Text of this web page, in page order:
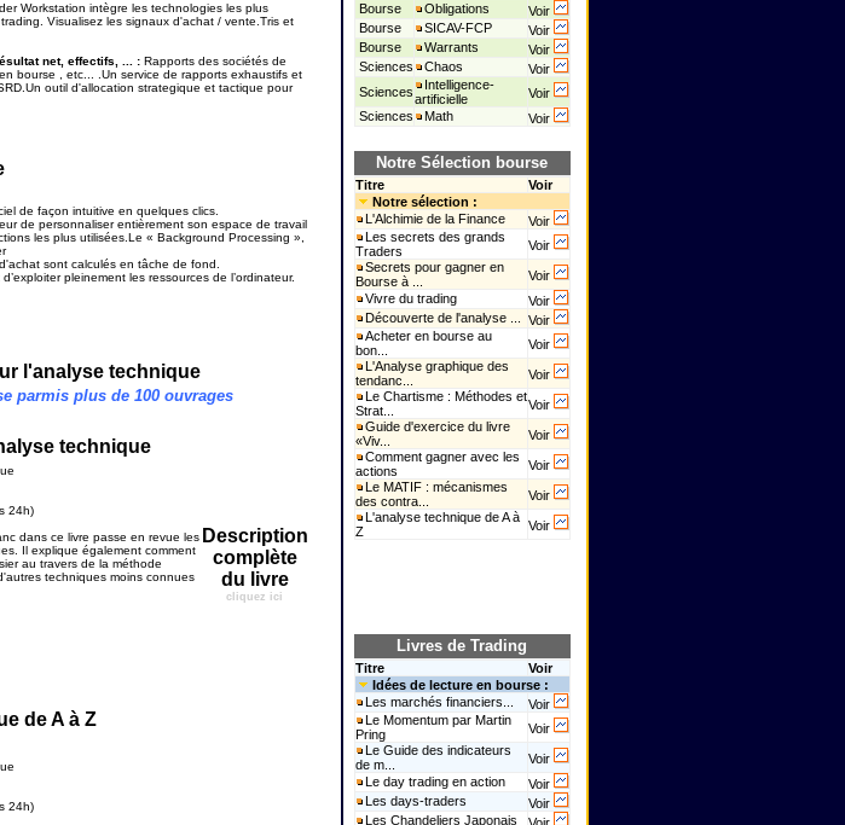
Workstation intègre les technologies les plus
Visualisez les signaux d'achat / vente.Tris et
net, effectifs, ... : Rapports des sociétés de
bourse , etc... .Un service de rapports exhaustifs et
outil d'allocation strategique et tactique pour
de façon intuitive en quelques clics.
de personnaliser entièrement son espace de travail
les plus utilisées.Le « Background Processing »,
sont calculés en tâche de fond.
pleinement les ressources de l’ordinateur.
l'analyse technique
parmis plus de 100 ouvrages
technique
24h)
dans ce livre passe en revue les
Il explique également comment
au travers de la méthode
techniques moins connues
Description
complète
du livre
cliquez ici
de A à Z
24h)
Bourse
Obligations
Voir
Bourse
SICAV-FCP
Voir
Bourse
Warrants
Voir
Sciences
Chaos
Voir
Sciences
Intelligence-
artificielle
Voir
Sciences
Math Voir
Notre Sélection bourse
Titre
Voir
Notre sélection :
L'Alchimie de la Finance
Voir
Les secrets des grands
Traders
Voir
Secrets pour gagner en
Bourse à ...
Voir
Vivre du trading
Voir
Découverte de l'analyse ...
Voir
Acheter en bourse au
bon...
Voir
L'Analyse graphique des
tendanc...
Voir
Le Chartisme : Méthodes et
Strat...
Voir
Guide d'exercice du livre
«Viv...
Voir
Comment gagner avec les
actions
Voir
Le MATIF : mécanismes
des contra...
Voir
L'analyse technique de A à
Z
Voir
Livres de Trading
Titre
Voir
Idées de lecture en bourse :
Les marchés financiers...
Voir
Le Momentum par Martin
Pring
Voir
Le Guide des indicateurs
de m...
Voir
Le day trading en action
Voir
Les days-traders
Voir
Les Chandeliers Japonais